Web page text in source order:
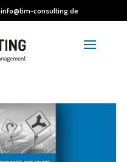
info@tim-consulting.de